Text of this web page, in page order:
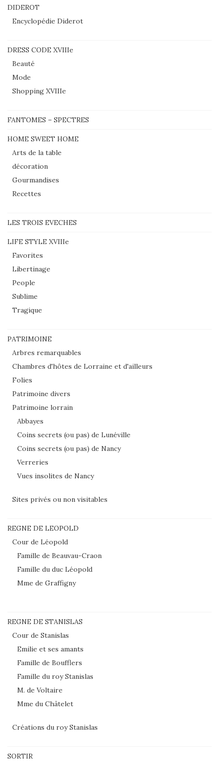
DIDEROT
Encyclopédie Diderot
DRESS CODE XVIIIe
Beauté
Mode
Shopping XVIIIe
FANTOMES – SPECTRES
HOME SWEET HOME
Arts de la table
décoration
Gourmandises
Recettes
LES TROIS EVECHES
LIFE STYLE XVIIIe
Favorites
Libertinage
People
Sublime
Tragique
PATRIMOINE
Arbres remarquables
Chambres d'hôtes de Lorraine et d'ailleurs
Folies
Patrimoine divers
Patrimoine lorrain
Abbayes
Coins secrets (ou pas) de Lunéville
Coins secrets (ou pas) de Nancy
Verreries
Vues insolites de Nancy
Sites privés ou non visitables
REGNE DE LEOPOLD
Cour de Léopold
Famille de Beauvau-Craon
Famille du duc Léopold
Mme de Graffigny
REGNE DE STANISLAS
Cour de Stanislas
Emilie et ses amants
Famille de Boufflers
Famille du roy Stanislas
M. de Voltaire
Mme du Châtelet
Créations du roy Stanislas
SORTIR